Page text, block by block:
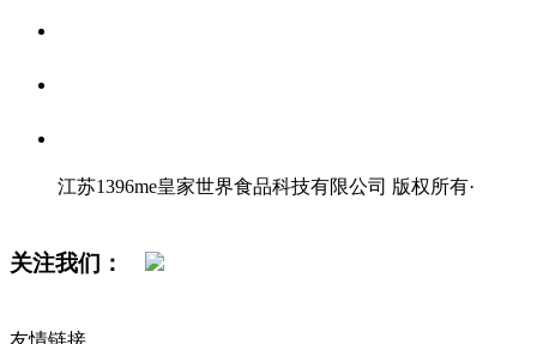
江苏1396me皇家世界食品科技有限公司 版权所有·
关注我们：
友情链接